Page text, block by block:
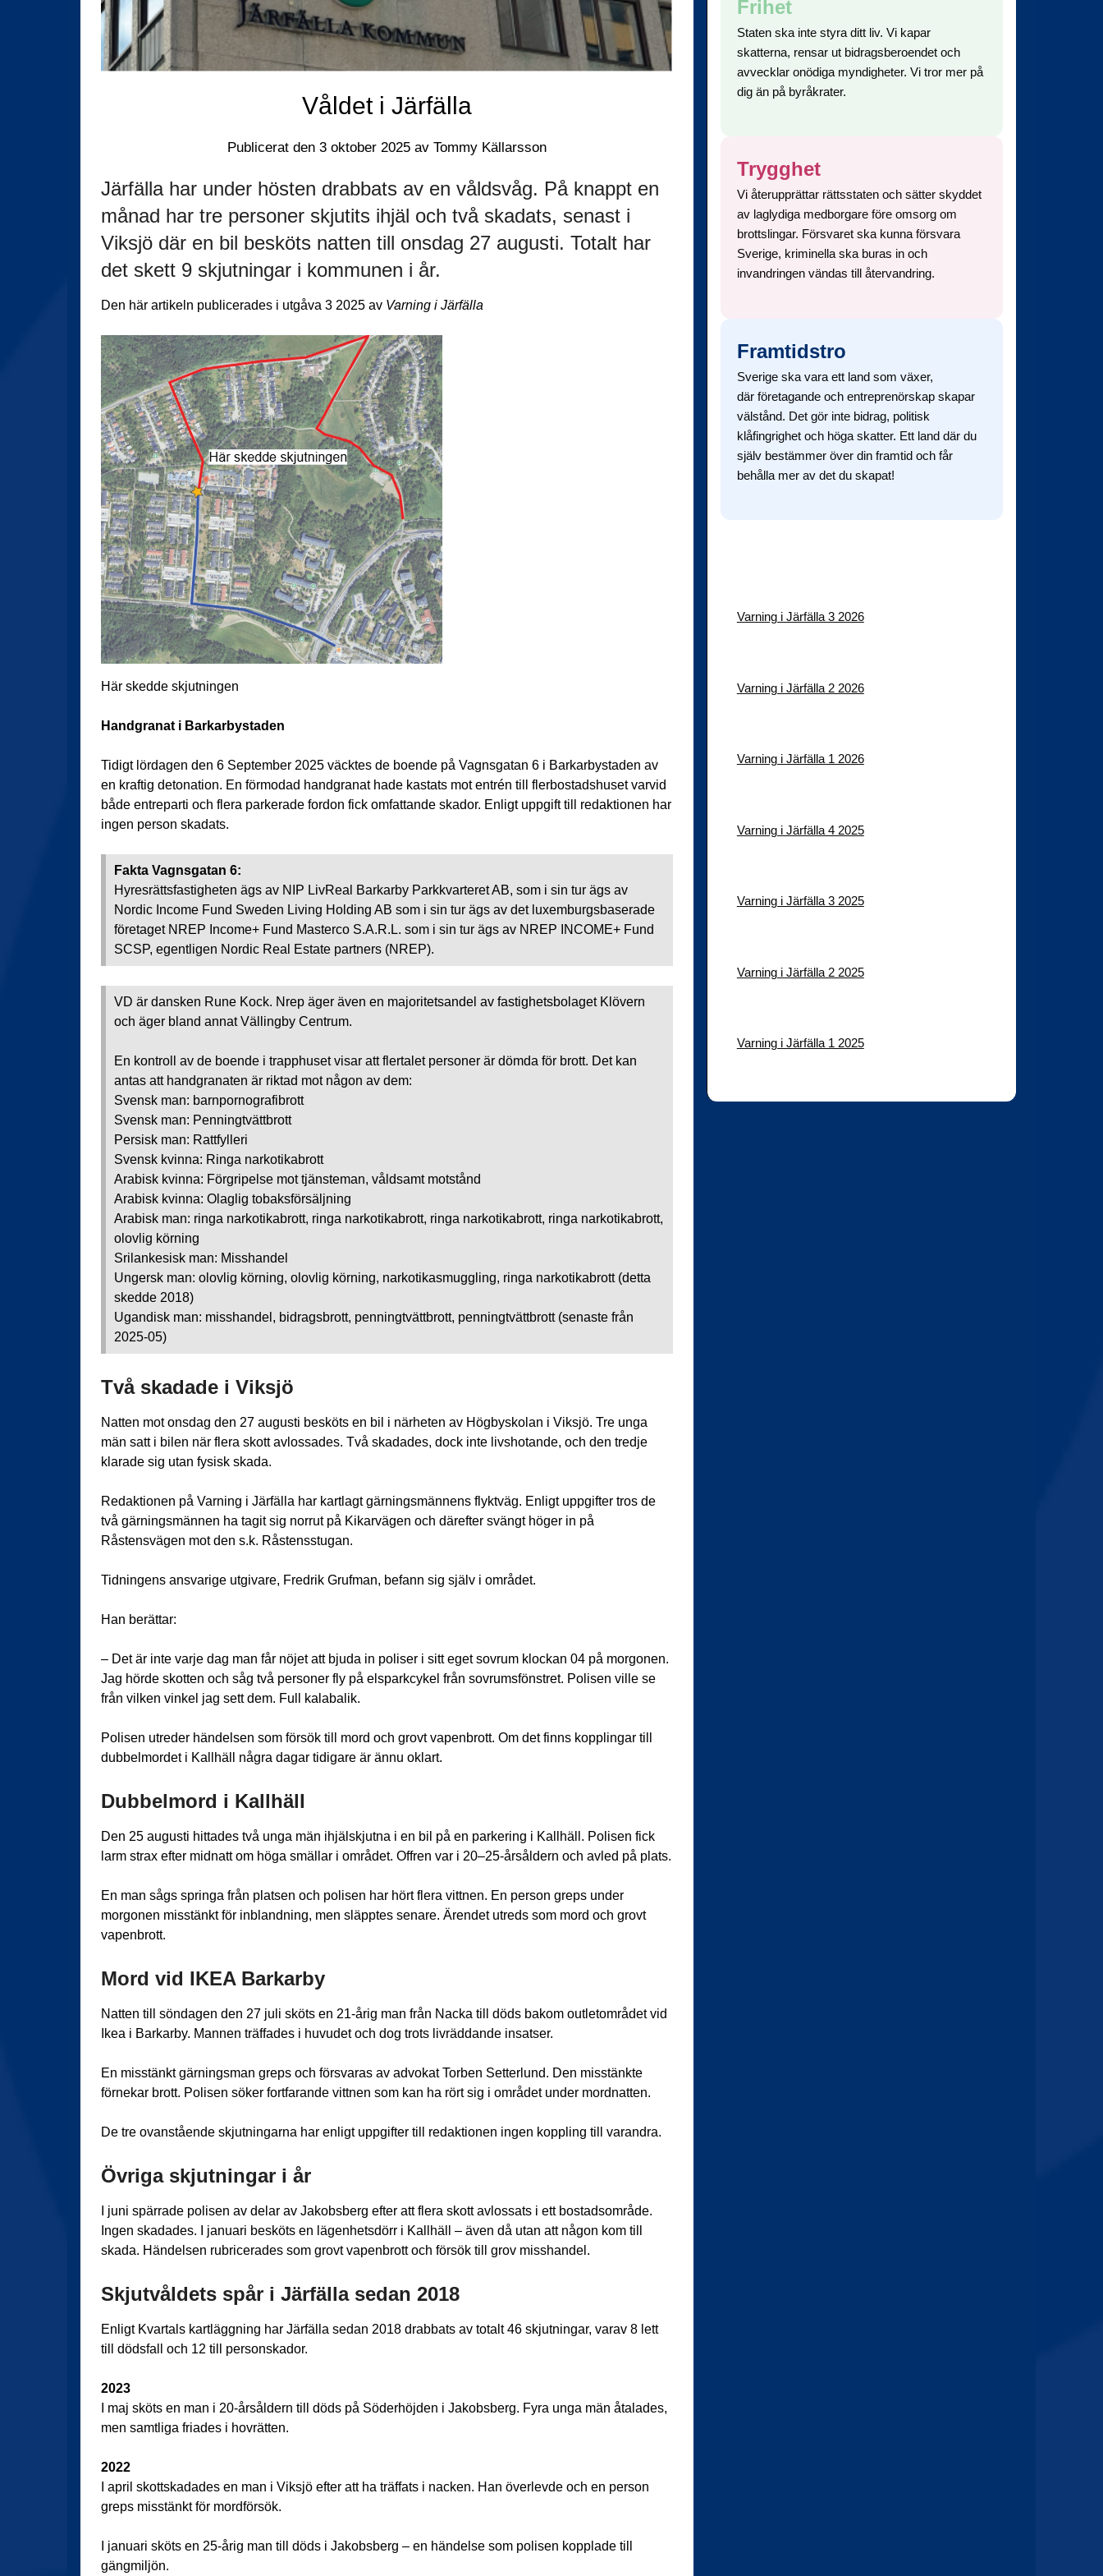
Våldet i Järfälla
Publicerat den 3 oktober 2025av Tommy Källarsson
Järfälla har under hösten drabbats av en våldsvåg. På knappt en
månad har tre personer skjutits ihjäl och två skadats, senast i
Viksjö där en bil besköts natten till onsdag 27 augusti. Totalt har
det skett 9 skjutningar i kommunen i år.
Den här artikeln publicerades i utgåva 3 2025 av Varning i Järfälla
Här skedde skjutningen
Handgranat i Barkarbystaden
Tidigt lördagen den 6 September 2025 väcktes de boende på Vagnsgatan 6 i Barkarbystaden av
en kraftig detonation. En förmodad handgranat hade kastats mot entrén till flerbostadshuset varvid
både entreparti och flera parkerade fordon fick omfattande skador. Enligt uppgift till redaktionen har
ingen person skadats.
Fakta Vagnsgatan 6:
Hyresrättsfastigheten ägs av NIP LivReal Barkarby Parkkvarteret AB, som i sin tur ägs av
Nordic Income Fund Sweden Living Holding AB som i sin tur ägs av det luxemburgsbaserade
företaget NREP Income+ Fund Masterco S.A.R.L. som i sin tur ägs av NREP INCOME+ Fund
SCSP, egentligen Nordic Real Estate partners (NREP).
VD är dansken Rune Kock. Nrep äger även en majoritetsandel av fastighetsbolaget Klövern
och äger bland annat Vällingby Centrum.
En kontroll av de boende i trapphuset visar att flertalet personer är dömda för brott. Det kan
antas att handgranaten är riktad mot någon av dem:
Svensk man: barnpornografibrott
Svensk man: Penningtvättbrott
Persisk man: Rattfylleri
Svensk kvinna: Ringa narkotikabrott
Arabisk kvinna: Förgripelse mot tjänsteman, våldsamt motstånd
Arabisk kvinna: Olaglig tobaksförsäljning
Arabisk man: ringa narkotikabrott, ringa narkotikabrott, ringa narkotikabrott, ringa narkotikabrott,
olovlig körning
Srilankesisk man: Misshandel
Ungersk man: olovlig körning, olovlig körning, narkotikasmuggling, ringa narkotikabrott (detta
skedde 2018)
Ugandisk man: misshandel, bidragsbrott, penningtvättbrott, penningtvättbrott (senaste från
2025-05)
Två skadade i Viksjö
Natten mot onsdag den 27 augusti besköts en bil i närheten av Högbyskolan i Viksjö. Tre unga
män satt i bilen när flera skott avlossades. Två skadades, dock inte livshotande, och den tredje
klarade sig utan fysisk skada.
Redaktionen på Varning i Järfälla har kartlagt gärningsmännens flyktväg. Enligt uppgifter tros de
två gärningsmännen ha tagit sig norrut på Kikarvägen och därefter svängt höger in på
Råstensvägen mot den s.k. Råstensstugan.
Tidningens ansvarige utgivare, Fredrik Grufman, befann sig själv i området.
Han berättar:
– Det är inte varje dag man får nöjet att bjuda in poliser i sitt eget sovrum klockan 04 på morgonen.
Jag hörde skotten och såg två personer fly på elsparkcykel från sovrumsfönstret. Polisen ville se
från vilken vinkel jag sett dem. Full kalabalik.
Polisen utreder händelsen som försök till mord och grovt vapenbrott. Om det finns kopplingar till
dubbelmordet i Kallhäll några dagar tidigare är ännu oklart.
Dubbelmord i Kallhäll
Den 25 augusti hittades två unga män ihjälskjutna i en bil på en parkering i Kallhäll. Polisen fick
larm strax efter midnatt om höga smällar i området. Offren var i 20–25-årsåldern och avled på plats.
En man sågs springa från platsen och polisen har hört flera vittnen. En person greps under
morgonen misstänkt för inblandning, men släpptes senare. Ärendet utreds som mord och grovt
vapenbrott.
Mord vid IKEA Barkarby
Natten till söndagen den 27 juli sköts en 21-årig man från Nacka till döds bakom outletområdet vid
Ikea i Barkarby. Mannen träffades i huvudet och dog trots livräddande insatser.
En misstänkt gärningsman greps och försvaras av advokat Torben Setterlund. Den misstänkte
förnekar brott. Polisen söker fortfarande vittnen som kan ha rört sig i området under mordnatten.
De tre ovanstående skjutningarna har enligt uppgifter till redaktionen ingen koppling till varandra.
Övriga skjutningar i år
I juni spärrade polisen av delar av Jakobsberg efter att flera skott avlossats i ett bostadsområde.
Ingen skadades. I januari besköts en lägenhetsdörr i Kallhäll – även då utan att någon kom till
skada. Händelsen rubricerades som grovt vapenbrott och försök till grov misshandel.
Skjutvåldets spår i Järfälla sedan 2018
Enligt Kvartals kartläggning har Järfälla sedan 2018 drabbats av totalt 46 skjutningar, varav 8 lett
till dödsfall och 12 till personskador.
2023
I maj sköts en man i 20-årsåldern till döds på Söderhöjden i Jakobsberg. Fyra unga män åtalades,
men samtliga friades i hovrätten.
2022
I april skottskadades en man i Viksjö efter att ha träffats i nacken. Han överlevde och en person
greps misstänkt för mordförsök.
I januari sköts en 25-årig man till döds i Jakobsberg – en händelse som polisen kopplade till
gängmiljön.
Frihet
Staten ska inte styra ditt liv. Vi kapar
skatterna, rensar ut bidragsberoendet och
avvecklar onödiga myndigheter. Vi tror mer på
dig än på byråkrater.
Trygghet
Vi återupprättar rättsstaten och sätter skyddet
av laglydiga medborgare före omsorg om
brottslingar. Försvaret ska kunna försvara
Sverige, kriminella ska buras in och
invandringen vändas till återvandring.
Framtidstro
Sverige ska vara ett land som växer,
där företagande och entreprenörskap skapar
välstånd. Det gör inte bidrag, politisk
klåfingrighet och höga skatter. Ett land där du
själv bestämmer över din framtid och får
behålla mer av det du skapat!
Varning i Järfälla 3 2026
Varning i Järfälla 2 2026
Varning i Järfälla 1 2026
Varning i Järfälla 4 2025
Varning i Järfälla 3 2025
Varning i Järfälla 2 2025
Varning i Järfälla 1 2025